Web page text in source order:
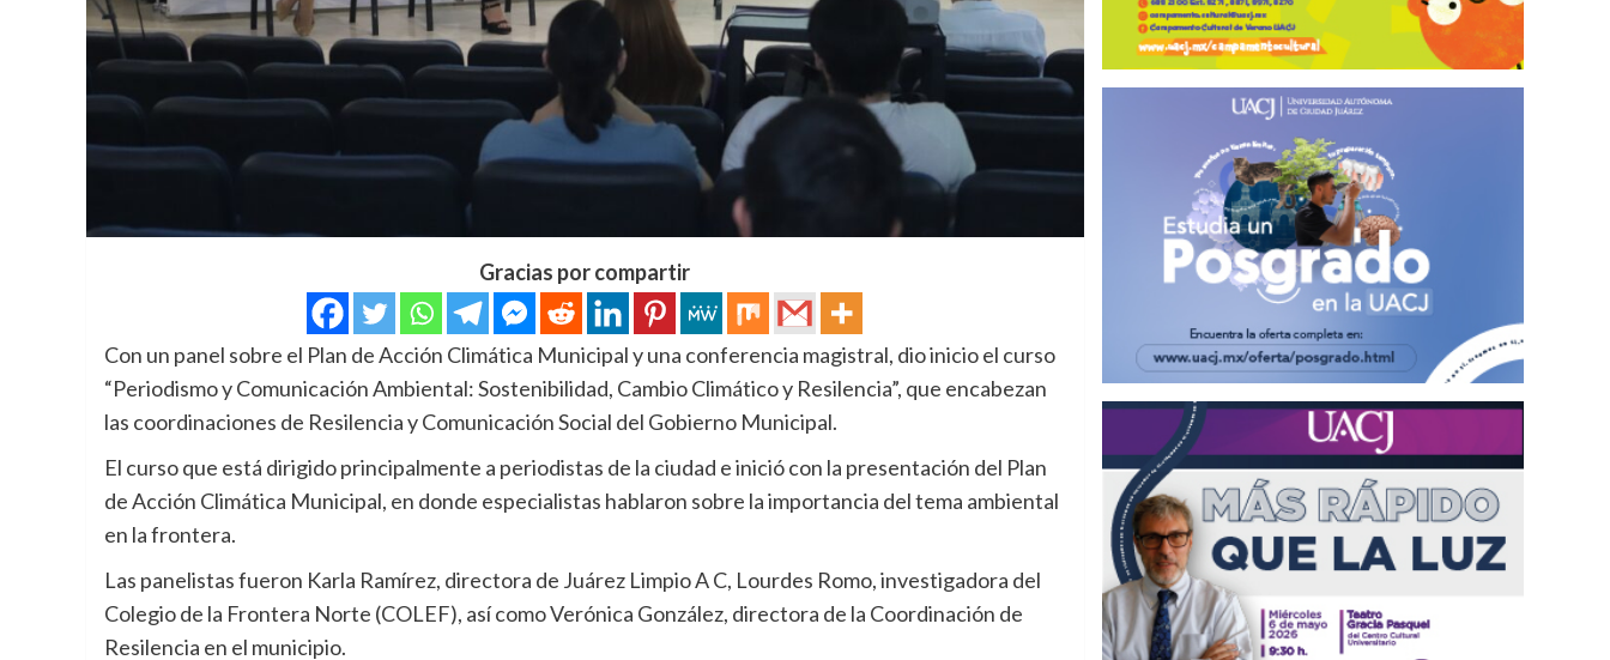
Gracias por compartir
Con un panel sobre el Plan de Acción Climática Municipal y una conferencia magistral, dio inicio el curso
“Periodismo y Comunicación Ambiental: Sostenibilidad, Cambio Climático y Resilencia”, que encabezan
las coordinaciones de Resilencia y Comunicación Social del Gobierno Municipal.
El curso que está dirigido principalmente a periodistas de la ciudad e inició con la presentación del Plan
de Acción Climática Municipal, en donde especialistas hablaron sobre la importancia del tema ambiental
en la frontera.
Las panelistas fueron Karla Ramírez, directora de Juárez Limpio A C, Lourdes Romo, investigadora del
Colegio de la Frontera Norte (COLEF), así como Verónica González, directora de la Coordinación de
Resilencia en el municipio.